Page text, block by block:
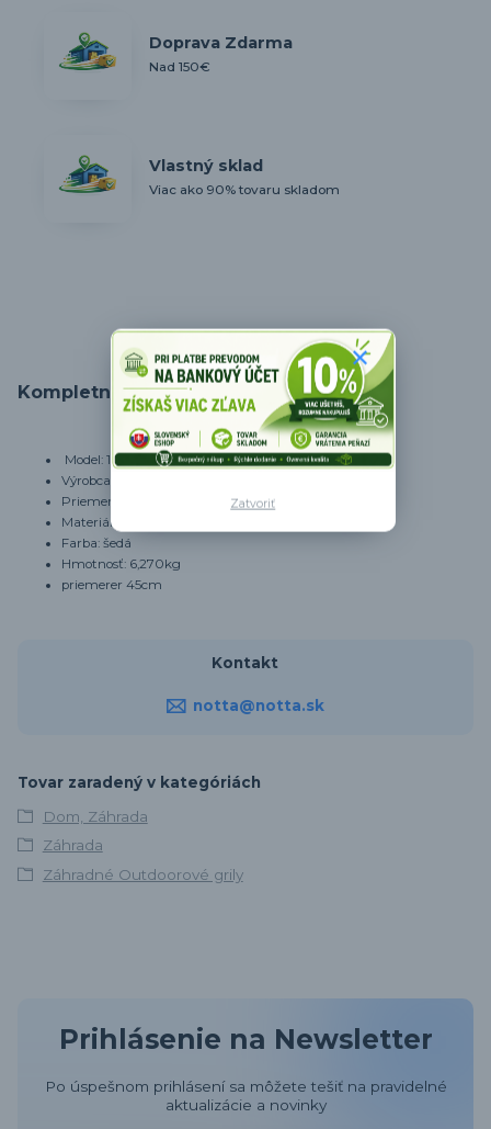
Doprava Zdarma
Nad 150€
Vlastný sklad
Viac ako 90% tovaru skladom
Kompletné špecifikácie
Model: 15501
Výrobca: Perfect Home
Priemer: 45 cm
Materiál: liatina
Farba: šedá
Hmotnosť: 6,270kg
priemerer 45cm
Kontakt
notta@notta.sk
Tovar zaradený v kategóriách
Dom, Záhrada
Záhrada
Záhradné Outdoorové grily
Prihlásenie na Newsletter
Po úspešnom prihlásení sa môžete tešiť na pravidelné
aktualizácie a novinky
Zatvoriť